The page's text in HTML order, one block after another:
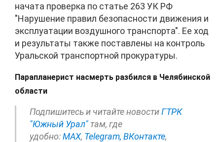
начата проверка по статье 263 УК РФ
"Нарушение правил безопасности движения и
эксплуатации воздушного транспорта". Ее ход
и результаты также поставлены на контроль
Уральской транспортной прокуратуры.
Парапланерист насмерть разбился в Челябинской
области
Подпишитесь и читайте новостиГТРК
"Южный Урал" там, где
удобно:МАХ, Telegram, ВКонтакте,